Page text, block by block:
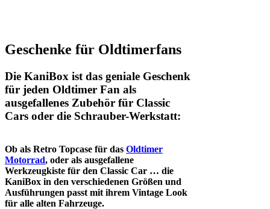
Geschenke für Oldtimerfans
Die KaniBox ist das geniale Geschenk
für jeden Oldtimer Fan als
ausgefallenes Zubehör für Classic
Cars oder die Schrauber-Werkstatt:
Ob als Retro Topcase für das Oldtimer
Motorrad, oder als ausgefallene
Werkzeugkiste für den Classic Car … die
KaniBox in den verschiedenen Größen und
Ausführungen passt mit ihrem Vintage Look
für alle alten Fahrzeuge.